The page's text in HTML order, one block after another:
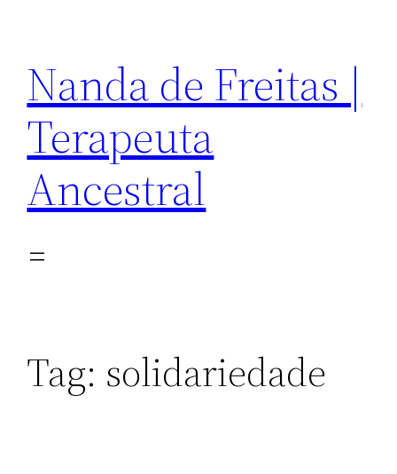
conteúdo
Nanda de Freitas |
Terapeuta
Ancestral
Tag: solidariedade